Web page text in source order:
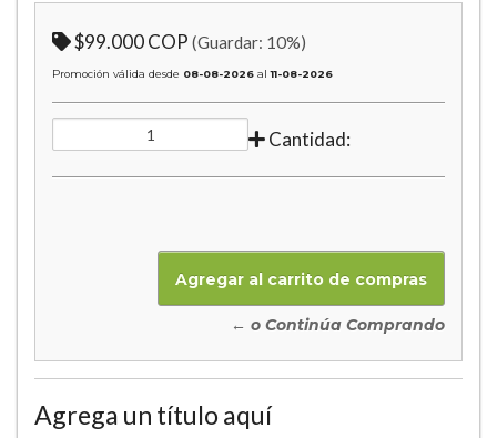
$99.000 COP (Guardar: 10%)
Promoción válida desde 08-08-2026 al11-08-2026
Cantidad:
← o Continúa Comprando
Agrega un título aquí